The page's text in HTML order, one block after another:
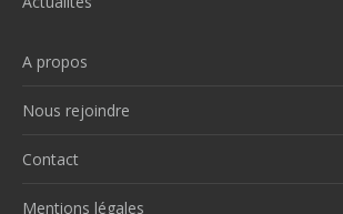
A propos
Nous rejoindre
Contact
Mentions légales